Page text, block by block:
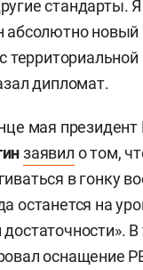
стандарты.
абсолютно новый
дипломат.
мая президент
заявил о том,
в гонку
останется на
оснащение